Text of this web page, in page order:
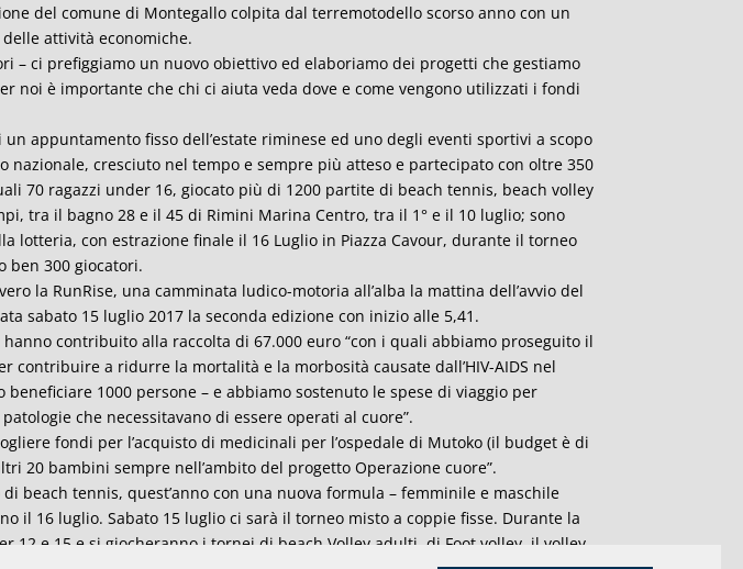
del comune di Montegallo colpita dal terremotodello scorso anno con un
attività economiche.
– ci prefiggiamo un nuovo obiettivo ed elaboriamo dei progetti che gestiamo
noi è importante che chi ci aiuta veda dove e come vengono utilizzati i fondi
appuntamento fisso dell’estate riminese ed uno degli eventi sportivi a scopo
nazionale, cresciuto nel tempo e sempre più atteso e partecipato con oltre 350
70 ragazzi under 16, giocato più di 1200 partite di beach tennis, beach volley
tra il bagno 28 e il 45 di Rimini Marina Centro, tra il 1° e il 10 luglio; sono
lotteria, con estrazione finale il 16 Luglio in Piazza Cavour, durante il torneo
ben 300 giocatori.
la RunRise, una camminata ludico-motoria all’alba la mattina dell’avvio del
sabato 15 luglio 2017 la seconda edizione con inizio alle 5,41.
contribuito alla raccolta di 67.000 euro “con i quali abbiamo proseguito il
contribuire a ridurre la mortalità e la morbosità causate dall’HIV-AIDS nel
1000 persone – e abbiamo sostenuto le spese di viaggio per
che necessitavano di essere operati al cuore”.
fondi per l’acquisto di medicinali per l’ospedale di Mutoko (il budget è di
20 bambini sempre nell’ambito del progetto Operazione cuore”.
beach tennis, quest’anno con una nuova formula – femminile e maschile
il 16 luglio. Sabato 15 luglio ci sarà il torneo misto a coppie fisse. Durante la
12 e 15 e si giocheranno i tornei di beach Volley adulti, di Foot volley, il volley